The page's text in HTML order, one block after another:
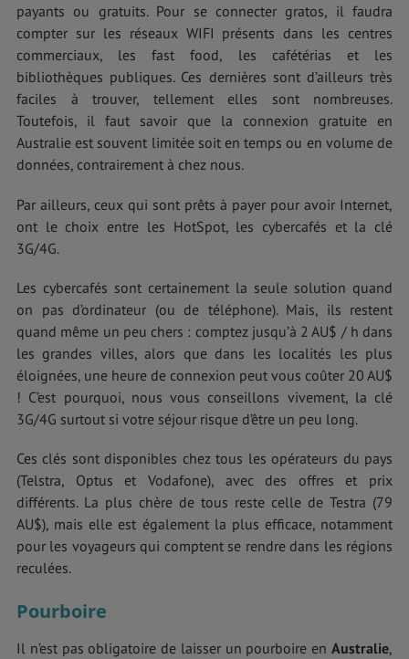
payants ou gratuits. Pour se connecter gratos, il faudra
compter sur les réseaux WIFI présents dans les centres
commerciaux, les fast food, les cafétérias et les
bibliothèques publiques. Ces dernières sont d’ailleurs très
faciles à trouver, tellement elles sont nombreuses.
Toutefois, il faut savoir que la connexion gratuite en
Australie est souvent limitée soit en temps ou en volume de
données, contrairement à chez nous.
Par ailleurs, ceux qui sont prêts à payer pour avoir Internet,
ont le choix entre les HotSpot, les cybercafés et la clé
3G/4G.
Les cybercafés sont certainement la seule solution quand
on pas d’ordinateur (ou de téléphone). Mais, ils restent
quand même un peu chers : comptez jusqu’à 2 AU$ / h dans
les grandes villes, alors que dans les localités les plus
éloignées, une heure de connexion peut vous coûter 20 AU$
! C’est pourquoi, nous vous conseillons vivement, la clé
3G/4G surtout si votre séjour risque d’être un peu long.
Ces clés sont disponibles chez tous les opérateurs du pays
(Telstra, Optus et Vodafone), avec des offres et prix
différents. La plus chère de tous reste celle de Testra (79
AU$), mais elle est également la plus efficace, notamment
pour les voyageurs qui comptent se rendre dans les régions
reculées.
Pourboire
Il n’est pas obligatoire de laisser un pourboire en Australie,